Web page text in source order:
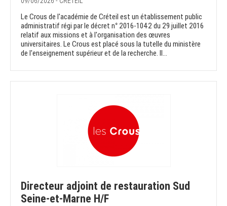
Le Crous de l'académie de Créteil est un établissement public
administratif régi par le décret n° 2016-1042 du 29 juillet 2016
relatif aux missions et à l'organisation des œuvres
universitaires. Le Crous est placé sous la tutelle du ministère
de l'enseignement supérieur et de la recherche. Il...
Directeur adjoint de restauration Sud
Seine-et-Marne H/F